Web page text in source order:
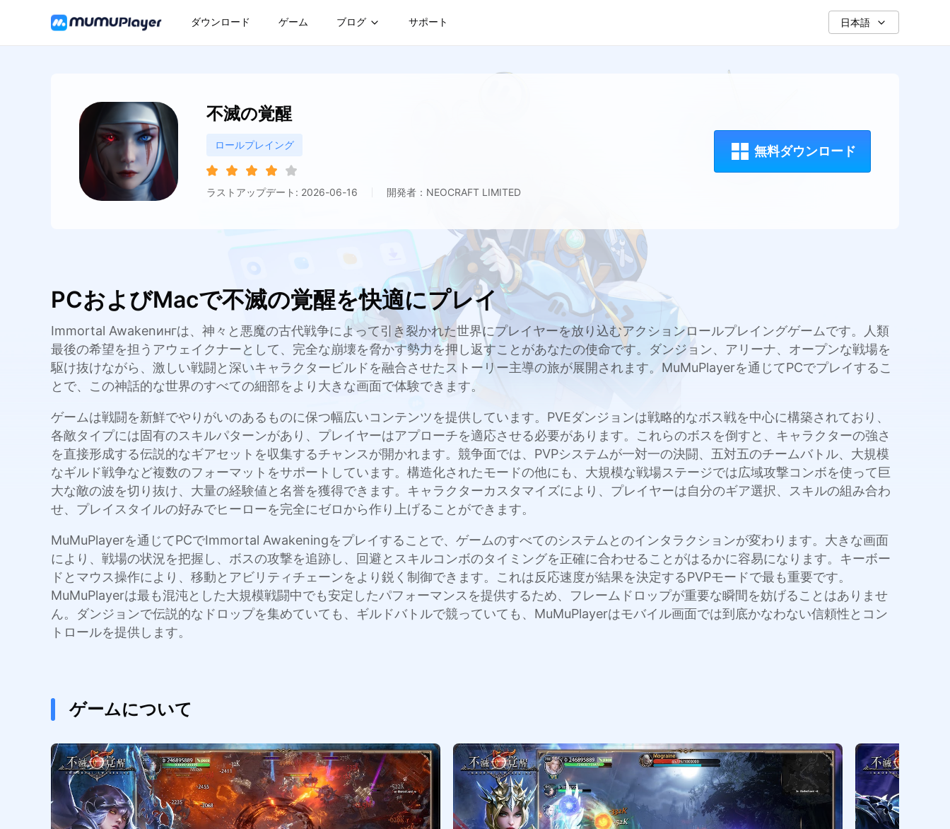
ダウンロード ゲーム ブログ サポート 日本語
不滅の覚醒
ロールプレイング
ラストアップデート: 2026-06-16 開発者：NEOCRAFT LIMITED
無料ダウンロード
PCおよびMacで不滅の覚醒を快適にプレイ
Immortal Awakenингは、神々と悪魔の古代戦争によって引き裂かれた世界にプレイヤーを放り込むアクションロールプレイングゲームです。人類
最後の希望を担うアウェイクナーとして、完全な崩壊を脅かす勢力を押し返すことがあなたの使命です。ダンジョン、アリーナ、オープンな戦場を
駆け抜けながら、激しい戦闘と深いキャラクタービルドを融合させたストーリー主導の旅が展開されます。MuMuPlayerを通じてPCでプレイするこ
とで、この神話的な世界のすべての細部をより大きな画面で体験できます。
ゲームは戦闘を新鮮でやりがいのあるものに保つ幅広いコンテンツを提供しています。PVEダンジョンは戦略的なボス戦を中心に構築されており、
各敵タイプには固有のスキルパターンがあり、プレイヤーはアプローチを適応させる必要があります。これらのボスを倒すと、キャラクターの強さ
を直接形成する伝説的なギアセットを収集するチャンスが開かれます。競争面では、PVPシステムが一対一の決闘、五対五のチームバトル、大規模
なギルド戦争など複数のフォーマットをサポートしています。構造化されたモードの他にも、大規模な戦場ステージでは広域攻撃コンボを使って巨
大な敵の波を切り抜け、大量の経験値と名誉を獲得できます。キャラクターカスタマイズにより、プレイヤーは自分のギア選択、スキルの組み合わ
せ、プレイスタイルの好みでヒーローを完全にゼロから作り上げることができます。
MuMuPlayerを通じてPCでImmortal Awakeningをプレイすることで、ゲームのすべてのシステムとのインタラクションが変わります。大きな画面
により、戦場の状況を把握し、ボスの攻撃を追跡し、回避とスキルコンボのタイミングを正確に合わせることがはるかに容易になります。キーボー
ドとマウス操作により、移動とアビリティチェーンをより鋭く制御できます。これは反応速度が結果を決定するPVPモードで最も重要です。
MuMuPlayerは最も混沌とした大規模戦闘中でも安定したパフォーマンスを提供するため、フレームドロップが重要な瞬間を妨げることはありませ
ん。ダンジョンで伝説的なドロップを集めていても、ギルドバトルで競っていても、MuMuPlayerはモバイル画面では到底かなわない信頼性とコン
トロールを提供します。
ゲームについて